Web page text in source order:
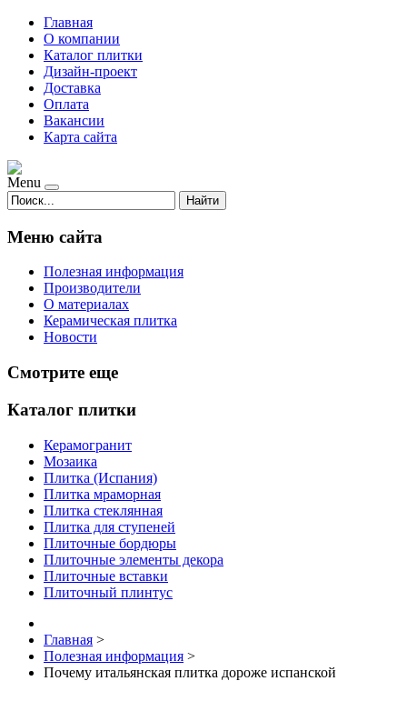
Главная
О компании
Каталог плитки
Дизайн-проект
Доставка
Оплата
Вакансии
Карта сайта
Menu
Найти
Меню сайта
Полезная информация
Производители
О материалах
Керамическая плитка
Новости
Смотрите еще
Каталог плитки
Керамогранит
Мозаика
Плитка (Испания)
Плитка мраморная
Плитка стеклянная
Плитка для ступеней
Плиточные бордюры
Плиточные элементы декора
Плиточные вставки
Плиточный плинтус
Главная >
Полезная информация >
Почему итальянская плитка дороже испанской